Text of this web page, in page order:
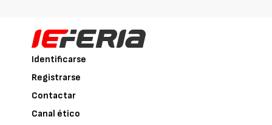
Identificarse
Registrarse
Contactar
Canal ético